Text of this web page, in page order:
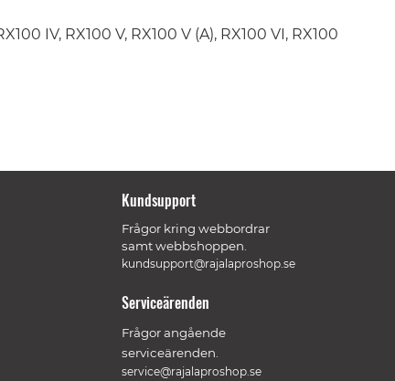
IV, RX100 V, RX100 V (A), RX100 VI, RX100
Kundsupport
Frågor kring webbordrar
samt webbshoppen.
kundsupport@rajalaproshop.se
Serviceärenden
Frågor angående
serviceärenden.
service@rajalaproshop.se